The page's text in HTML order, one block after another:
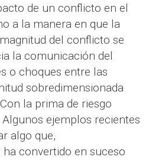
de un conflicto en el
a la manera en que la
del conflicto se
la comunicación del
o choques entre las
sobredimensionada
la prima de riesgo
ejemplos recientes
algo que,
ha convertido en suceso